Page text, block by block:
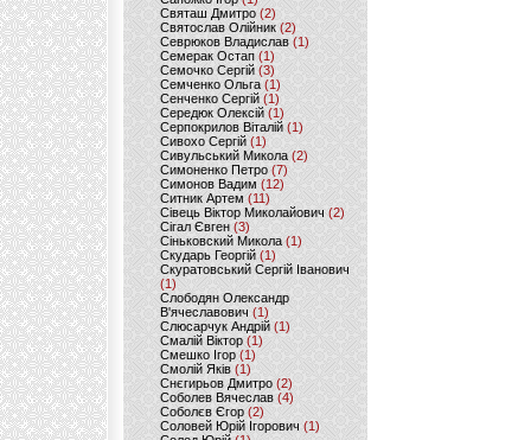
Святаш Дмитро (2)
Святослав Олійник (2)
Севрюков Владислав (1)
Семерак Остап (1)
Семочко Сергій (3)
Семченко Ольга (1)
Сенченко Сергій(1)
Середюк Олексій(1)
Серпокрилов Віталій(1)
Сивохо Сергій(1)
Сивульський Микола(2)
Симоненко Петро(7)
Симонов Вадим (12)
Ситник Артем(11)
Сівець Віктор Миколайович(2)
Сігал Євген (3)
Сіньковский Микола(1)
Скударь Георгій (1)
Скуратовський Сергій Іванович
(1)
Слободян Олександр
В'ячеславович(1)
Слюсарчук Андрій(1)
Смалій Віктор (1)
Смешко Ігор (1)
Смолій Яків (1)
Снєгирьов Дмитро (2)
Соболев Вячеслав (4)
Соболєв Єгор(2)
Соловей Юрій Ігорович (1)